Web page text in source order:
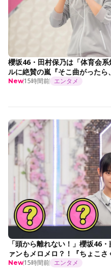
櫻坂46・田村保乃は「体育会
ルに絶賛の嵐『そこ曲がった
New15時間前 エンタメ
「頭から離れない！」櫻坂46
ァンもメロメロ？！『ちょこ
New15時間前 エンタメ